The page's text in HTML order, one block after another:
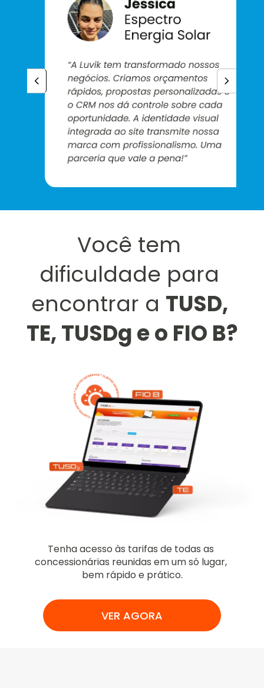
Você tem
dificuldade para
encontrar a TUSD,
TE, TUSDg e o FIO B?
Tenha acesso às tarifas de todas as
concessionárias reunidas em um só lugar,
bem rápido e prático.
VER AGORA